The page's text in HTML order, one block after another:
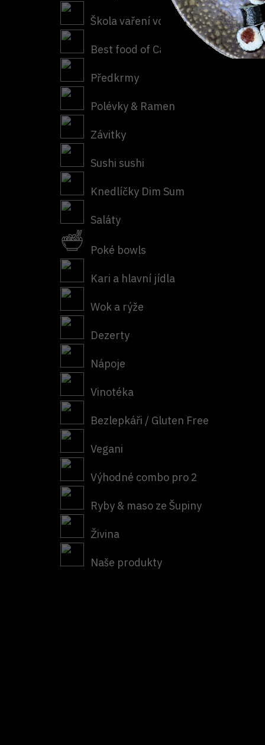
Škola vaření vouchery
Best food of Cafe Buddha
Předkrmy
Polévky & Ramen
Závitky
Sushi sushi
Knedlíčky Dim Sum
Saláty
Poké bowls
Kari a hlavní jídla
Wok a rýže
Dezerty
Nápoje
Vinotéka
Bezlepkáři / Gluten Free
Vegani
Výhodné combo pro 2
Ryby & maso ze Šupiny
Živina
Naše produkty